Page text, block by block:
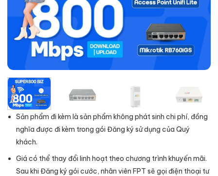
Sản phẩm đi kèm là sản phẩm không phát sinh chi phí, đồng
nghĩa được đi kèm trong gói Đăng ký sử dụng của Quý
khách.
Giá có thể thay đổi linh hoạt theo chương trình khuyến mãi.
Sau khi Đăng ký gói cước, nhân viên FPT sẽ gọi điện thoại tư